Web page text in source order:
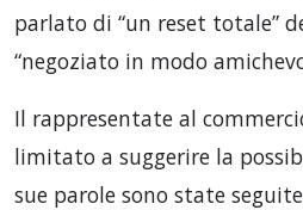
parlato di “un reset totale”
“negoziato in modo
Il rappresentate al
limitato a suggerire la
sue parole sono state